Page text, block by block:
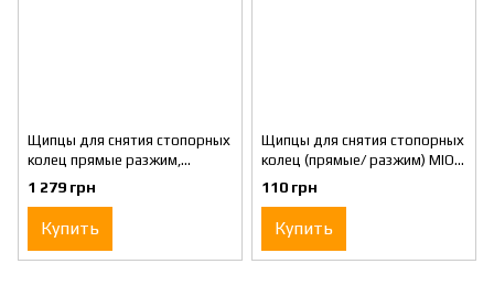
Щипцы для снятия стопорных
колец прямые разжим,
300mm JTC SS300
1 279 грн
Купить
Щипцы для снятия стопорных
колец (прямые/ разжим) MIOL
L=160 мм
110 грн
Купить